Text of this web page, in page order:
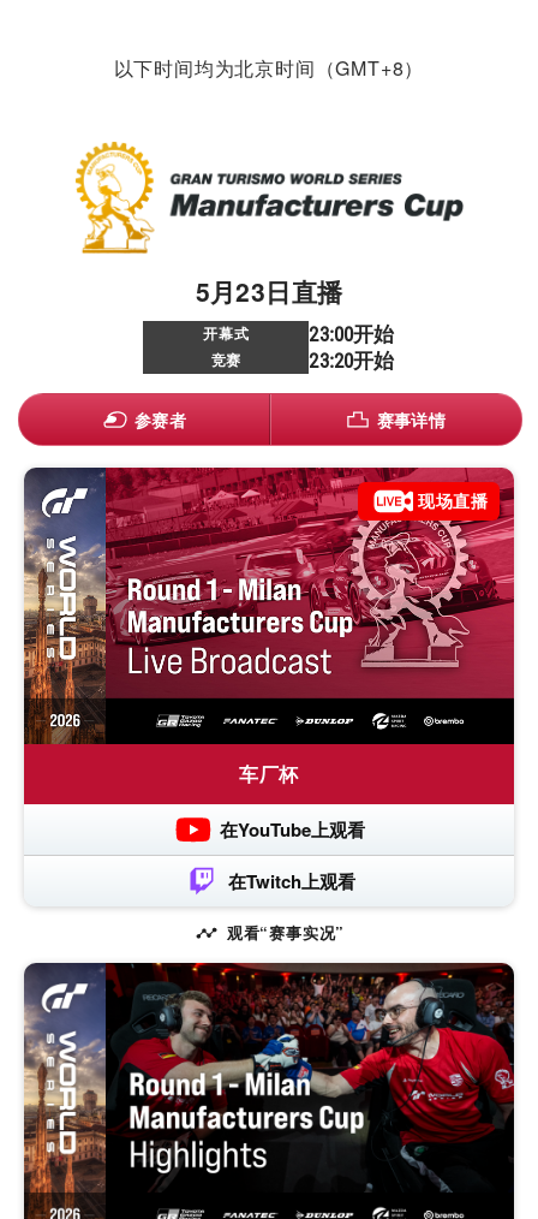
以下时间均为北京时间（GMT+8）
5月23日直播
开幕式 23:00开始
竞赛 23:20开始
参赛者 赛事详情
车厂杯
现场直播
在YouTube上观看
在Twitch上观看
观看“赛事实况”